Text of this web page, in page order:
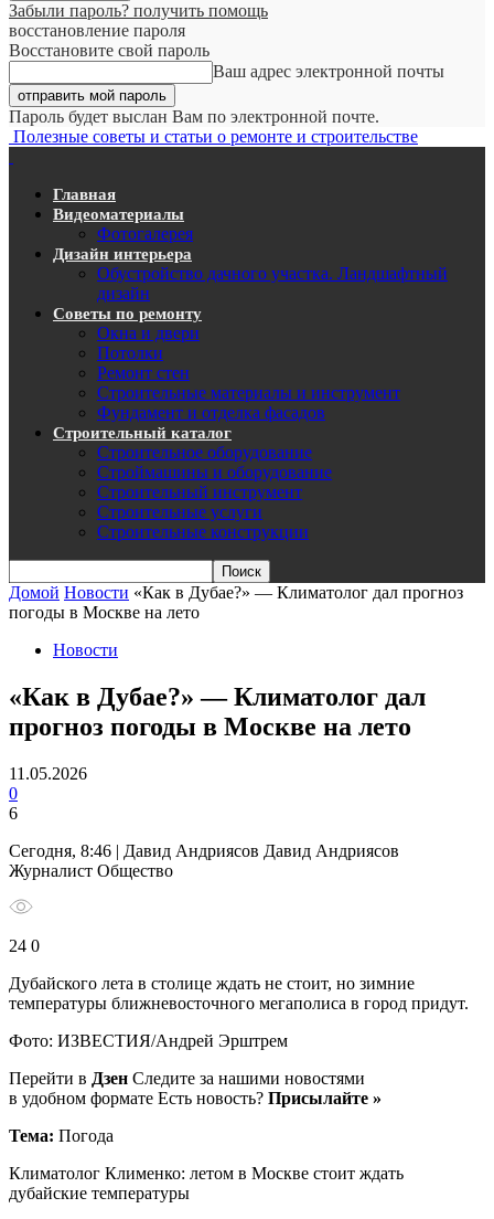
Забыли пароль? получить помощь
восстановление пароля
Восстановите свой пароль
Ваш адрес электронной почты
Пароль будет выслан Вам по электронной почте.
Полезные советы и статьи о ремонте и строительстве
Главная
Видеоматериалы
Фотогалерея
Дизайн интерьера
Обустройство дачного участка. Ландшафтный
дизайн
Советы по ремонту
Окна и двери
Потолки
Ремонт стен
Строительные материалы и инструмент
Фундамент и отделка фасадов
Строительный каталог
Строительное оборудование
Строймашины и оборудование
Строительный инструмент
Строительные услуги
Строительные конструкции
Домой Новости «Как в Дубае?» — Климатолог дал прогноз
погоды в Москве на лето
Новости
«Как в Дубае?» — Климатолог дал
прогноз погоды в Москве на лето
11.05.2026
0
6
Сегодня, 8:46 | Давид Андриясов Давид Андриясов
Журналист Общество
24 0
Дубайского лета в столице ждать не стоит, но зимние
температуры ближневосточного мегаполиса в город придут.
Фото: ИЗВЕСТИЯ/Андрей Эрштрем
Перейти в Дзен Следите за нашими новостями
в удобном формате Есть новость? Присылайте »
Тема: Погода
Климатолог Клименко: летом в Москве стоит ждать
дубайские температуры